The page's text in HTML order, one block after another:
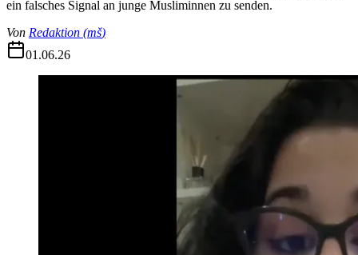
ein falsches Signal an junge Musliminnen zu senden.
Von Redaktion (mš)
01.06.26